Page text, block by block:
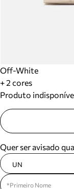
Off-White
+ 2 cores
Produto
Quer ser avisado
UN